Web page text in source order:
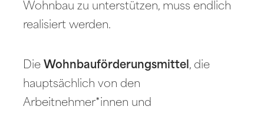
Wohnbau zu unterstützen, muss endlich
realisiert werden.
Die Wohnbauförderungsmittel , die
hauptsächlich von den
Arbeitnehmer*innen und